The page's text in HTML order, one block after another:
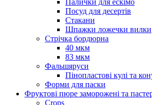
Посуд для десертів
Стакани
Шпажки ложечки вилки
Стрічка бордюрна
40 мкм
83 мкм
Фальшяруси
Пінопластові кулі та
Форми для паски
Фруктові пюре заморожені та
Crops